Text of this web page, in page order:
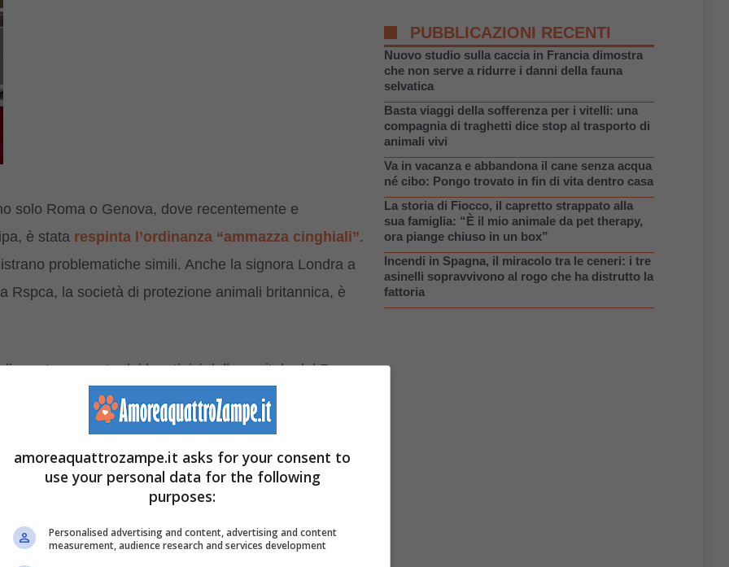
solo Roma o Genova, dove recentemente e
è stata respinta l’ordinanza “ammazza cinghiali”.
problematiche simili. Anche la signora Londra a
Rspca, la società di protezione animali britannica, è
parte scoperta dei bus tipici della capitale del Regno
in parte il fuori programma. Secondo le
sul mezzo, la volpe potrebbe essere scesa da
gli autobus. Forse attratta da qualche briciola o da
alla ricerca di cibo si è spinta fino dentro il mezzo.
il responsabile della sezione di Londra della RSPCA,
parte è stato vietato alle volpi di viaggiare: “E’
PUBBLICAZIONI RECENTI
Nuovo studio sulla caccia in Francia dimostra
che non serve a ridurre i danni della fauna
selvatica
Basta viaggi della sofferenza per i vitelli: una
compagnia di traghetti dice stop al trasporto di
animali vivi
Va in vacanza e abbandona il cane senza acqua
né cibo: Pongo trovato in fin di vita dentro casa
La storia di Fiocco, il capretto strappato alla
sua famiglia: “È il mio animale da pet therapy,
ora piange chiuso in un box”
Incendi in Spagna, il miracolo tra le ceneri: i tre
asinelli sopravvivono al rogo che ha distrutto la
fattoria
amoreaquattrozampe.it asks for your consent to
use your personal data for the following
purposes:
Personalised advertising and content, advertising and content
measurement, audience research and services development